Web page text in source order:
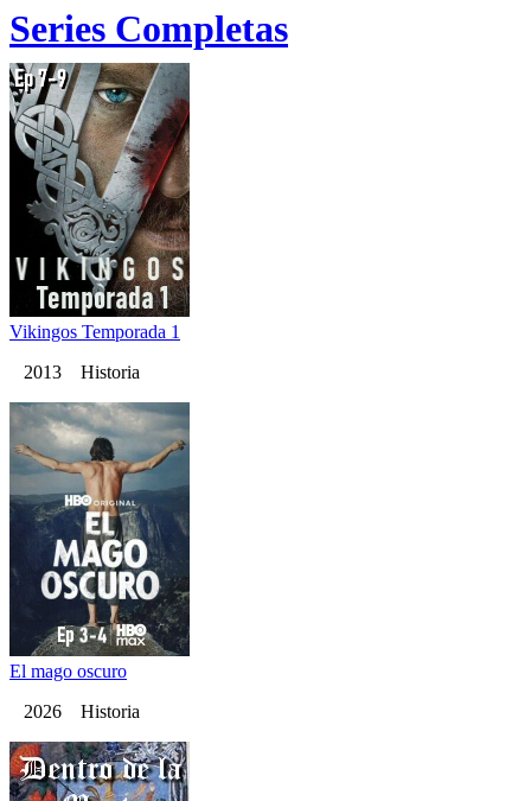
Series Completas
Vikingos Temporada 1
2013 Historia
El mago oscuro
2026 Historia